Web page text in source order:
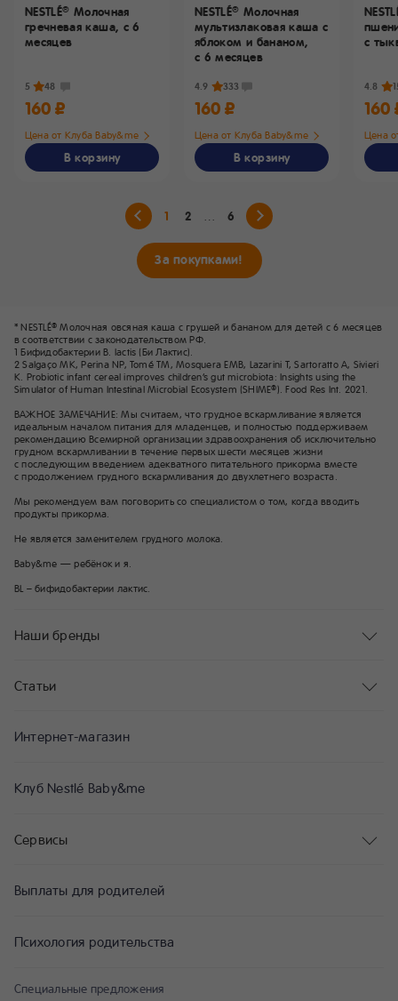
NESTLÉ® Молочная
гречневая каша, с 6
месяцев
5 48
160 ₽
Цена от Клуба Baby&me
В корзину
NESTLÉ® Молочная
мультизлаковая каша с
яблоком и бананом,
с 6 месяцев
4.9 333
160 ₽
Цена от Клуба Baby&me
В корзину
с
4.8
160
Цена
1 2 6
За покупками!
* NESTLÉ® Молочная овсяная каша с грушей и бананом для детей с 6 месяцев
в соответствии с законодательством РФ.
1 Бифидобактерии B. lactis (Би Лактис).
2 Salgaço MK, Perina NP, Tomé TM, Mosquera EMB, Lazarini T, Sartoratto A, Sivieri
K. Probiotic infant cereal improves children’s gut microbiota: Insights using the
Simulator of Human Intestinal Microbial Ecosystem (SHIME®). Food Res Int. 2021.
ВАЖНОЕ ЗАМЕЧАНИЕ: Мы считаем, что грудное вскармливание является
идеальным началом питания для младенцев, и полностью поддерживаем
рекомендацию Всемирной организации здравоохранения об исключительно
грудном вскармливании в течение первых шести месяцев жизни
с последующим введением адекватного питательного прикорма вместе
с продолжением грудного вскармливания до двухлетнего возраста.
Мы рекомендуем вам поговорить со специалистом о том, когда вводить
продукты прикорма.
Не является заменителем грудного молока.
Baby&me — ребёнок и я.
BL – бифидобактерии лактис.
Наши бренды
Статьи
Специальные предложения
Интернет-магазин
Клуб Nestlé Baby&me
Сервисы
Выплаты для родителей
Психология родительства